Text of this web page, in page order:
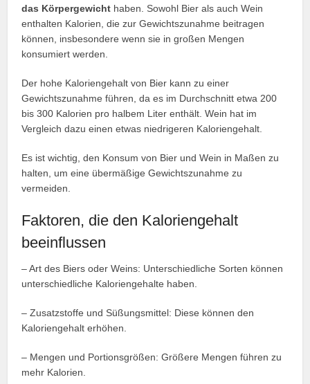
das Körpergewicht haben. Sowohl Bier als auch Wein
enthalten Kalorien, die zur Gewichtszunahme beitragen
können, insbesondere wenn sie in großen Mengen
konsumiert werden.
Der hohe Kaloriengehalt von Bier kann zu einer
Gewichtszunahme führen, da es im Durchschnitt etwa 200
bis 300 Kalorien pro halbem Liter enthält. Wein hat im
Vergleich dazu einen etwas niedrigeren Kaloriengehalt.
Es ist wichtig, den Konsum von Bier und Wein in Maßen zu
halten, um eine übermäßige Gewichtszunahme zu
vermeiden.
Faktoren, die den Kaloriengehalt
beeinflussen
– Art des Biers oder Weins: Unterschiedliche Sorten können
unterschiedliche Kaloriengehalte haben.
– Zusatzstoffe und Süßungsmittel: Diese können den
Kaloriengehalt erhöhen.
– Mengen und Portionsgrößen: Größere Mengen führen zu
mehr Kalorien.